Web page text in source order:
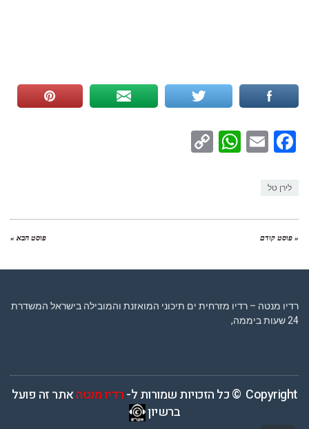
Facebook
Email
WhatsApp
לירן טל
« פוסט קודם פוסט הבא »
רדיו מנטה – רדיו מזרחית ים תיכוני המואזנת והמובילה בישראל המשדרת
24 שעות ביממה,
Copyright © כל הזכויות שמורות ל- רדיו מנטהאתר זה פועל
ברשיון